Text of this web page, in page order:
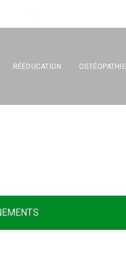
RÉÉDUCATION OSTÉOPATHIE